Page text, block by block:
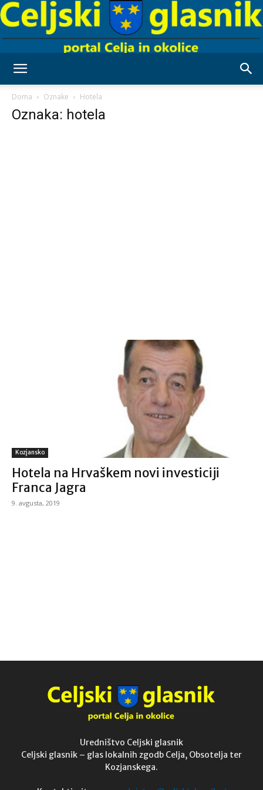
Doma Oznake Hotela
Oznaka: hotela
Kozjansko
Hotela na Hrvaškem novi investiciji
Franca Jagra
9. avgusta, 2019
Uredništvo Celjski glasnik
Celjski glasnik – glas lokalnih zgodb Celja, Obsotelja ter
Kozjanskega.